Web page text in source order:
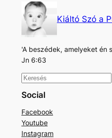
Kiáltó Szó a
'A beszédek, amelyeket én
Jn 6:63
K
e
e
s
Social
Facebook
Youtube
Instagram